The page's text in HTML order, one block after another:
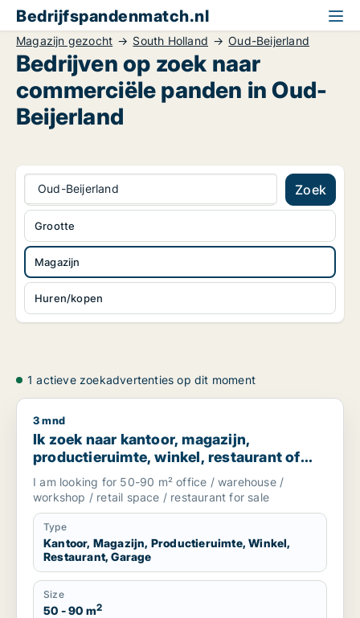
Bedrijfspandenmatch.nl
Magazijn gezocht South Holland Oud-Beijerland
Bedrijven op zoek naar
commerciële panden in Oud-
Beijerland
Oud-Beijerland Zoek
Magazijn
Huren/kopen
Grootte
1 actieve zoekadvertenties op dit moment
Ik zoek naar kantoor, magazijn, productieruimte, winkel,
3 mnd
Ik zoek naar kantoor, magazijn,
productieruimte, winkel, restaurant of
garage te koop in South Holland, The
Netherlands
I am looking for 50-90 m² office / warehouse /
workshop / retail space / restaurant for sale
Type
Kantoor, Magazijn, Productieruimte, Winkel,
Restaurant, Garage
Size
50 - 90 m2